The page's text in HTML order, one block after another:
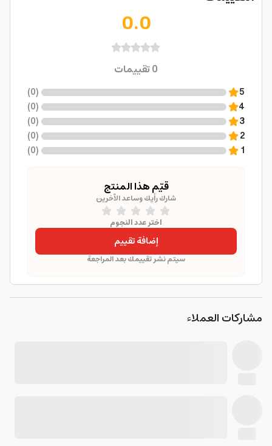
0.0
0تقييمات
5
(
0
)
4
(
0
)
3
(
0
)
2
(
0
)
1
(
0
)
قيّم هذا المنتج
شارك رأيك وساعد الآخرين
اختر عدد النجوم
إضافة تقييم
سيتم نشر تقييمك بعد المراجعة
مشاركات العملاء